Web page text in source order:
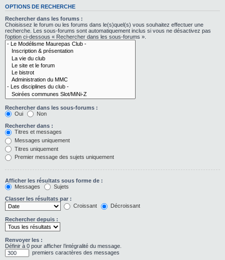
OPTIONS DE RECHERCHE
Rechercher dans les forums :
Choisissez le forum ou les forums dans le(s)quel(s) vous souhaitez effectuer une
recherche. Les sous-forums sont automatiquement inclus si vous ne désactivez pas
l’option ci-dessous « Rechercher dans les sous-forums ».
Rechercher dans les sous-forums :
Oui
Non
Rechercher dans :
Titres et messages
Messages uniquement
Titres uniquement
Premier message des sujets uniquement
Afficher les résultats sous forme de :
Messages
Sujets
Classer les résultats par :
Croissant
Décroissant
Rechercher depuis :
Renvoyer les :
Définir à 0 pour afficher l’intégralité du message.
premiers caractères des messages